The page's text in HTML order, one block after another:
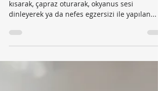
Meditasyona şüphe ile yaklaşıyorsan, Gözleri
kısarak, çapraz oturarak, okyanus sesi
dinleyerek ya da nefes egzersizi ile yapılan...